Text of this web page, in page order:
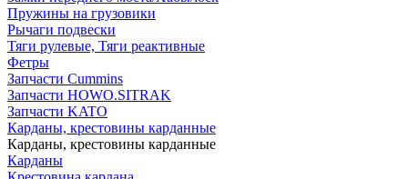
Пружины на грузовики
Рычаги подвески
Тяги рулевые, Тяги реактивные
Фетры
Запчасти Cummins
Запчасти HOWO.SITRAK
Запчасти KATO
Карданы, крестовины карданные
Карданы, крестовины карданные
Карданы